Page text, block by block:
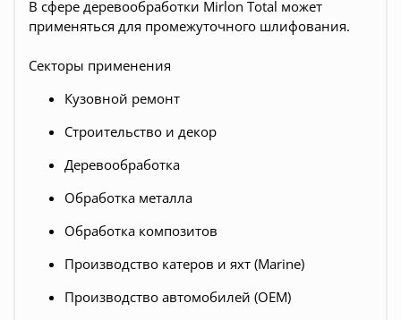
В сфере деревообработки Mirlon Total может
применяться для промежуточного шлифования.
Секторы применения
Кузовной ремонт
Строительство и декор
Деревообработка
Обработка металла
Обработка композитов
Производство катеров и яхт (Marine)
Производство автомобилей (OEM)